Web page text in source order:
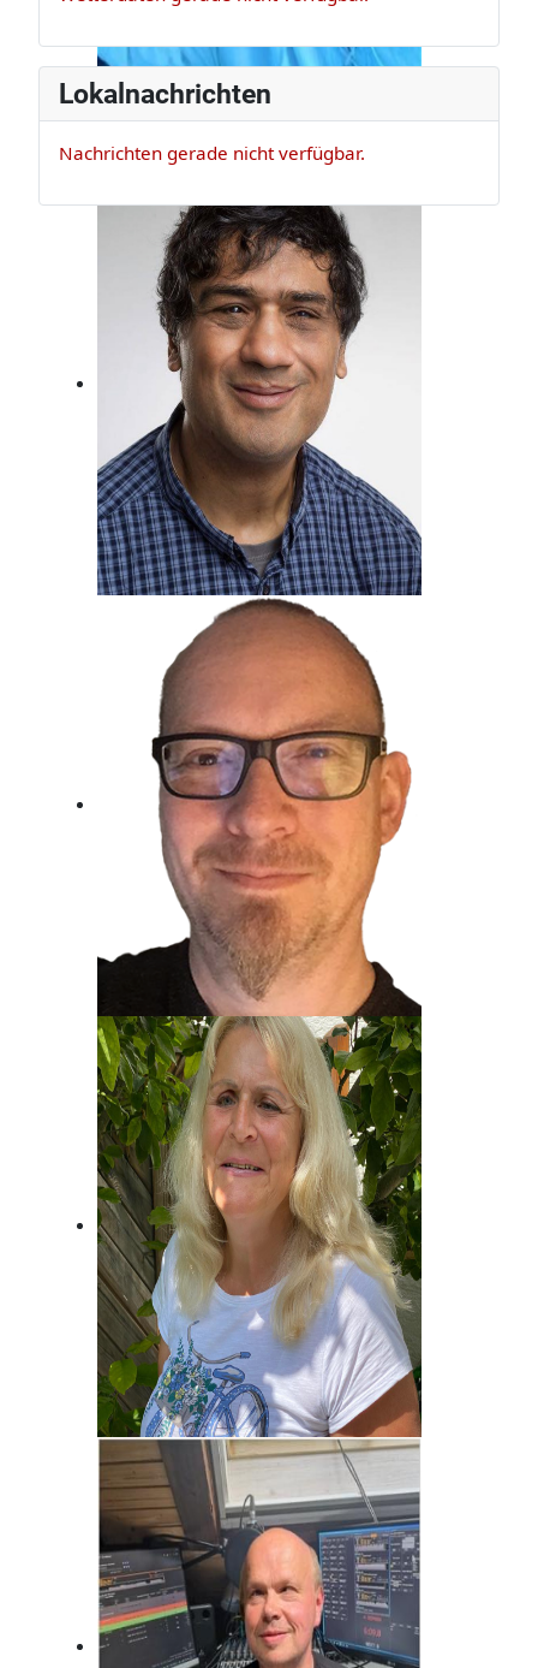
Er ist Musikexperte und Bassist, der
darf das!
Kindertraum erfüllt, Beim Radio
gelandet.
Jost Alpe
Unser Mann für die Charts!
Brigitte Habeck
Immer da, wo was los ist! Fränkisch
frech!
Lokalnachrichten
Nachrichten gerade nicht verfügbar.